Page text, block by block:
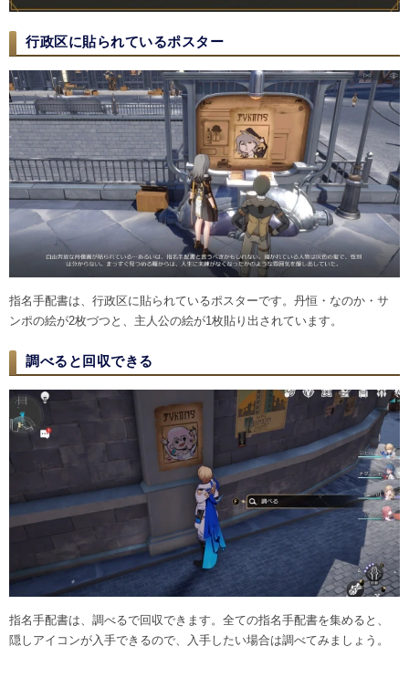
行政区に貼られているポスター
指名手配書は、行政区に貼られているポスターです。丹恒・なのか・サ
ンポの絵が2枚づつと、主人公の絵が1枚貼り出されています。
調べると回収できる
指名手配書は、調べるで回収できます。全ての指名手配書を集めると、
隠しアイコンが入手できるので、入手したい場合は調べてみましょう。